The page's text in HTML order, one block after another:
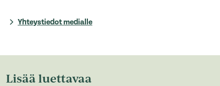
Yhteystiedot medialle
Lisää luettavaa